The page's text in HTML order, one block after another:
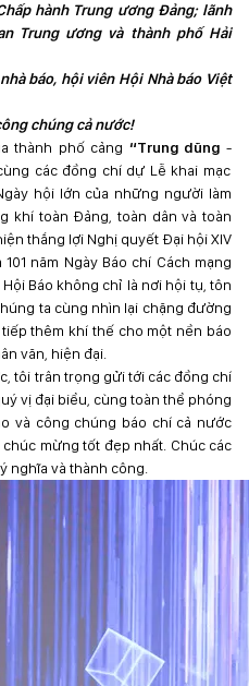
hành Trung ương Đảng; lãnh
Trung ương và thành phố Hải
báo, hội viên Hội Nhà báo Việt
chúng cả nước!
thành phố cảng “Trung dũng-
các đồng chí dự Lễ khai mạc
hội lớn của những người làm
khí toàn Đảng, toàn dân và toàn
thắng lợi Nghị quyết Đại hội XIV
năm Ngày Báo chí Cách mạng
Báo không chỉ là nơi hội tụ, tôn
ta cùng nhìn lại chặng đường
thêm khí thế cho một nền báo
văn, hiện đại.
tôi trân trọng gửi tới các đồng chí
vị đại biểu, cùng toàn thể phóng
và công chúng báo chí cả nước
mừng tốt đẹp nhất. Chúc các
nghĩa và thành công.